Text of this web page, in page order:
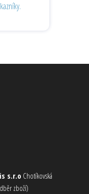
s.r.o Chotíkovská
zboží)